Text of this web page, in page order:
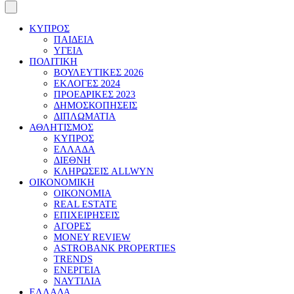
ΚΥΠΡΟΣ
ΠΑΙΔΕΙΑ
ΥΓΕΙΑ
ΠΟΛΙΤΙΚΗ
ΒΟΥΛΕΥΤΙΚΕΣ 2026
ΕΚΛΟΓΕΣ 2024
ΠΡΟΕΔΡΙΚΕΣ 2023
ΔΗΜΟΣΚΟΠΗΣΕΙΣ
ΔΙΠΛΩΜΑΤΙΑ
ΑΘΛΗΤΙΣΜΟΣ
ΚΥΠΡΟΣ
ΕΛΛΑΔΑ
ΔΙΕΘΝΗ
ΚΛΗΡΩΣΕΙΣ ALLWYN
ΟΙΚΟΝΟΜΙΚΗ
ΟΙΚΟΝΟΜΙΑ
REAL ESTATE
ΕΠΙΧΕΙΡΗΣΕΙΣ
ΑΓΟΡΕΣ
MONEY REVIEW
ASTROBANK PROPERTIES
TRENDS
ΕΝΕΡΓΕΙΑ
ΝΑΥΤΙΛΙΑ
ΕΛΛΑΔΑ